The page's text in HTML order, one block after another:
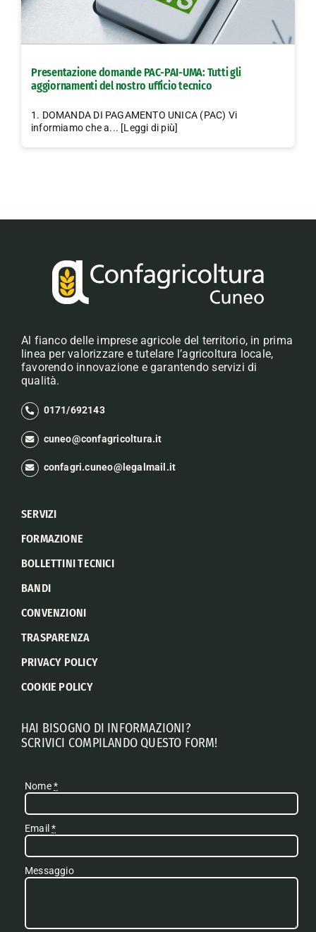
Presentazione domande PAC-PAI-UMA: Tutti gli
aggiornamenti del nostro ufficio tecnico
1. DOMANDA DI PAGAMENTO UNICA (PAC) Vi
informiamo che a... [Leggi di più]
Al fianco delle imprese agricole del territorio, in prima
linea per valorizzare e tutelare l’agricoltura locale,
favorendo innovazione e garantendo servizi di
qualità.
0171/692143
cuneo@confagricoltura.it
confagri.cuneo@legalmail.it
SERVIZI
FORMAZIONE
BOLLETTINI TECNICI
BANDI
CONVENZIONI
TRASPARENZA
PRIVACY POLICY
COOKIE POLICY
HAI BISOGNO DI INFORMAZIONI?
SCRIVICI COMPILANDO QUESTO FORM!
Nome*
Email*
Messaggio